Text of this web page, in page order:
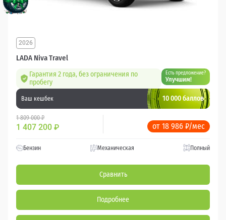
LADA Niva Travel
2026
Гарантия 2 года, без ограничения по
пробегу
Есть предложение?
Улучшим!
Ваш кешбек 10 000 баллов
1 809 000 ₽
1 407 200 ₽ от 18 986 ₽/мес
Бензин Механическая Полный
Сравнить
Подробнее